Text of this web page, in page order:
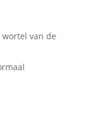
wortel van de